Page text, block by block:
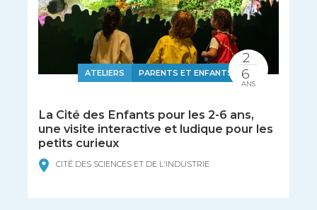
ATELIERS PARENTS ET ENFANTS
La Cité des Enfants pour les 2-6 ans,
une visite interactive et ludique pour les
petits curieux
CITÉ DES SCIENCES ET DE L'INDUSTRIE
2
6
ANS